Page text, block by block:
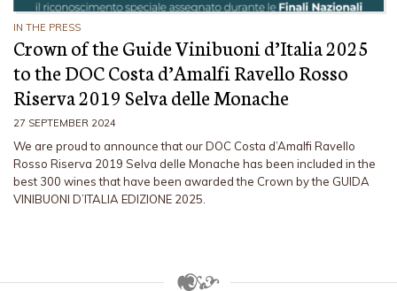
IN THE PRESS
Crown of the Guide Vinibuoni d’Italia 2025
to the DOC Costa d’Amalfi Ravello Rosso
Riserva 2019 Selva delle Monache
27 SEPTEMBER 2024
We are proud to announce that our DOC Costa d’Amalfi Ravello
Rosso Riserva 2019 Selva delle Monache has been included in the
best 300 wines that have been awarded the Crown by the GUIDA
VINIBUONI D’ITALIA EDIZIONE 2025.